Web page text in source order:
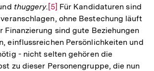
thuggery. Zur
Auflösung
der
Fußnote
[5] Für Kandidaturen sind
ohne Bestechung läuft
Finanzierung sind gute Beziehungen
einflussreichen Persönlichkeiten und
- nicht selten gehören die
zu dieser Personengruppe, die nun